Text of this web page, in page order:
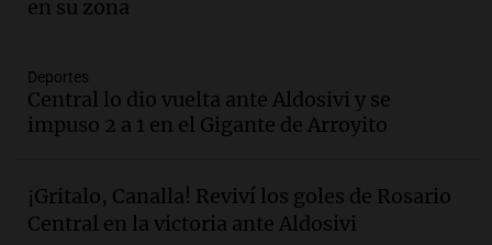
proteínas
Una mañana para todos
Episodios
la cooperativa Talamochita en Villa
María
Panorama Federal
en su zona
Deportes
Central lo dio vuelta ante Aldosivi y se
impuso 2 a 1 en el Gigante de Arroyito
¡Gritalo, Canalla! Reviví los goles de Rosario
Central en la victoria ante Aldosivi